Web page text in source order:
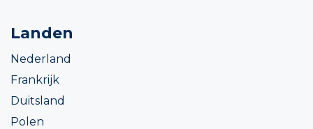
Landen
Nederland
Frankrijk
Duitsland
Polen